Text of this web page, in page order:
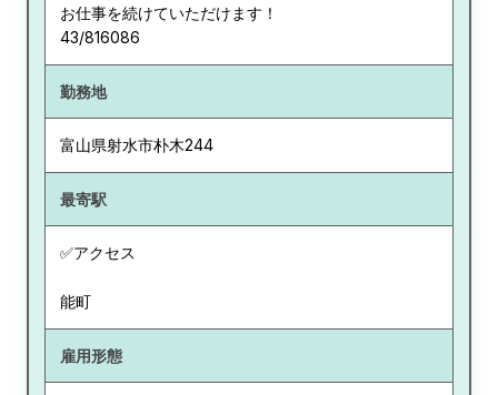
お仕事を続けていただけます！
43/816086
勤務地
富山県射水市朴木244
最寄駅
✅アクセス
能町
雇用形態